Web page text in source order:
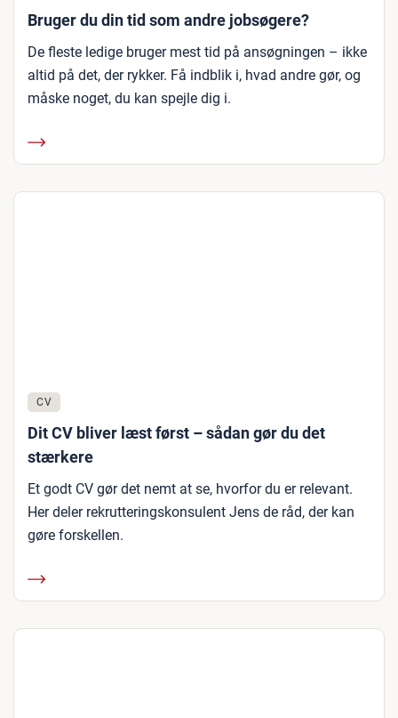
Bruger du din tid som andre jobsøgere?
De fleste ledige bruger mest tid på ansøgningen – ikke
altid på det, der rykker. Få indblik i, hvad andre gør, og
måske noget, du kan spejle dig i.
CV
Dit CV bliver læst først – sådan gør du det
stærkere
Et godt CV gør det nemt at se, hvorfor du er relevant.
Her deler rekrutteringskonsulent Jens de råd, der kan
gøre forskellen.